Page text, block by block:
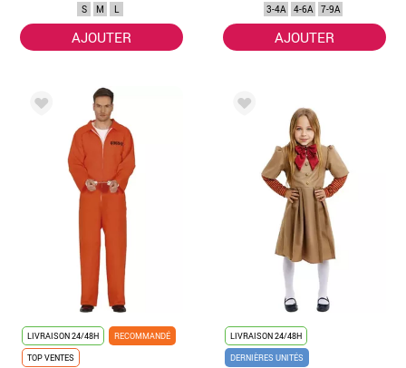
S M L
AJOUTER
3-4A 4-6A 7-9A
AJOUTER
LIVRAISON 24/48H
RECOMMANDÉ
TOP VENTES
LIVRAISON 24/48H
DERNIÈRES UNITÉS